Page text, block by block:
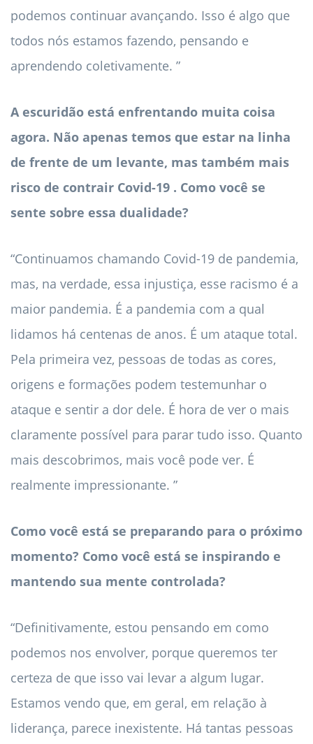
podemos continuar avançando. Isso é algo que
todos nós estamos fazendo, pensando e
aprendendo coletivamente. ”
A escuridão está enfrentando muita coisa
agora. Não apenas temos que estar na linha
de frente de um levante, mas também mais
risco de contrair Covid-19 . Como você se
sente sobre essa dualidade?
“Continuamos chamando Covid-19 de pandemia,
mas, na verdade, essa injustiça, esse racismo é a
maior pandemia. É a pandemia com a qual
lidamos há centenas de anos. É um ataque total.
Pela primeira vez, pessoas de todas as cores,
origens e formações podem testemunhar o
ataque e sentir a dor dele. É hora de ver o mais
claramente possível para parar tudo isso. Quanto
mais descobrimos, mais você pode ver. É
realmente impressionante. ”
Como você está se preparando para o próximo
momento? Como você está se inspirando e
mantendo sua mente controlada?
“Definitivamente, estou pensando em como
podemos nos envolver, porque queremos ter
certeza de que isso vai levar a algum lugar.
Estamos vendo que, em geral, em relação à
liderança, parece inexistente. Há tantas pessoas